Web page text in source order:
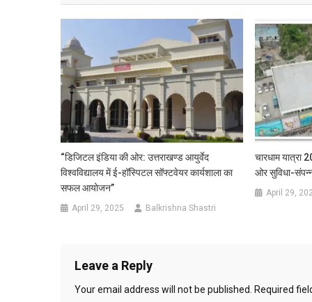
“डिजिटल इंडिया की ओर: उत्तराखण्ड आयुर्वेद
विश्वविद्यालय में ई-हॉस्पिटल सॉफ्टवेयर कार्यशाला का
सफल आयोजन”
April 29, 2025 Balkrishna Shastri
चारधाम यात्रा
ओर सुविधा-
April 29,
Leave a Reply
Your email address will not be published. Required